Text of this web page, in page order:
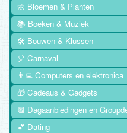
🌼 Bloemen & Planten
📚 Boeken & Muziek
🛠️ Bouwen & Klussen
🎈 Carnaval
👨‍💻 Computers en elektronica
🎁 Cadeaus & Gadgets
📆 Dagaanbiedingen en
💕 Dating